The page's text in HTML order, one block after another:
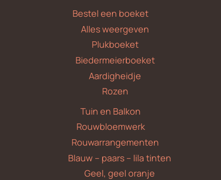
Bestel een boeket
Alles weergeven
Plukboeket
Biedermeierboeket
Aardigheidje
Rozen
Tuin en Balkon
Rouwbloemwerk
Rouwarrangementen
Blauw – paars – lila tinten
Geel, geel oranje